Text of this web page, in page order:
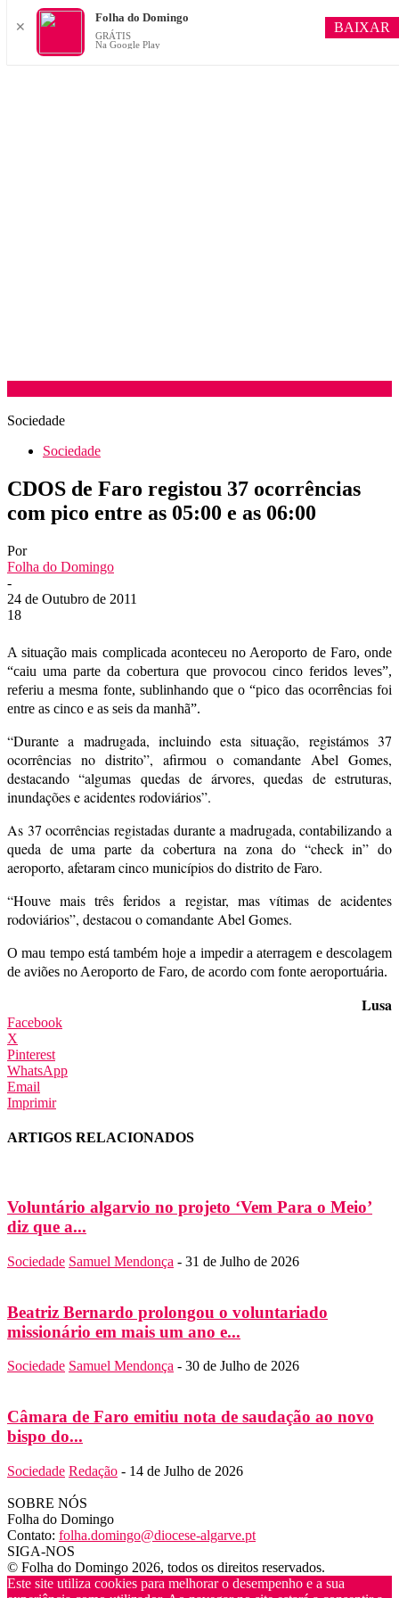
Sociedade
Sociedade
CDOS de Faro registou 37 ocorrências
com pico entre as 05:00 e as 06:00
Por
Folha do Domingo
-
24 de Outubro de 2011
18
A situação mais complicada aconteceu no Aeroporto de Faro, onde
“caiu uma parte da cobertura que provocou cinco feridos leves”,
referiu a mesma fonte, sublinhando que o “pico das ocorrências foi
entre as cinco e as seis da manhã”.
“Durante a madrugada, incluindo esta situação, registámos 37
ocorrências no distrito”, afirmou o comandante Abel Gomes,
destacando “algumas quedas de árvores, quedas de estruturas,
inundações e acidentes rodoviários”.
As 37 ocorrências registadas durante a madrugada, contabilizando a
queda de uma parte da cobertura na zona do “check in” do
aeroporto, afetaram cinco municípios do distrito de Faro.
“Houve mais três feridos a registar, mas vítimas de acidentes
rodoviários”, destacou o comandante Abel Gomes.
O mau tempo está também hoje a impedir a aterragem e descolagem
de aviões no Aeroporto de Faro, de acordo com fonte aeroportuária.
Lusa
Facebook
X
Pinterest
WhatsApp
Email
Imprimir
ARTIGOS RELACIONADOS
Voluntário algarvio no projeto ‘Vem Para o Meio’
diz que a...
Sociedade Samuel Mendonça - 31 de Julho de 2026
Beatriz Bernardo prolongou o voluntariado
missionário em mais um ano e...
Sociedade Samuel Mendonça - 30 de Julho de 2026
Câmara de Faro emitiu nota de saudação ao novo
bispo do...
Sociedade Redação - 14 de Julho de 2026
SOBRE NÓS
Folha do Domingo
Contato: folha.domingo@diocese-algarve.pt
SIGA-NOS
© Folha do Domingo 2026, todos os direitos reservados.
Este site utiliza cookies para melhorar o desempenho e a sua
✕
Folha do Domingo
GRÁTIS
Na Google Play
BAIXAR